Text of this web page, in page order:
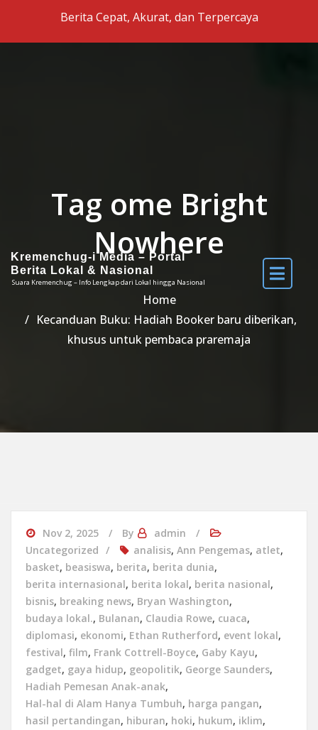
Skip to the contentBerita Cepat, Akurat, dan Terpercaya
Kremenchug-i Media – Portal
Berita Lokal & Nasional
Suara Kremenchug – Info Lengkap dari Lokal hingga Nasional
Tag ome Bright
Nowhere
Home
Kecanduan Buku: Hadiah Booker baru diberikan,
khusus untuk pembaca praremaja
Nov 2, 2025 By
admin
Uncategorized
analisis, Ann Pengemas, atlet,
basket, beasiswa, berita, berita dunia,
berita internasional, berita lokal, berita nasional,
bisnis, breaking news, Bryan Washington,
budaya lokal., Bulanan, Claudia Rowe, cuaca,
diplomasi, ekonomi, Ethan Rutherford, event lokal,
festival, film, Frank Cottrell-Boyce, Gaby Kayu,
gadget, gaya hidup, geopolitik, George Saunders,
Hadiah Pemesan Anak-anak,
Hal-hal di Alam Hanya Tumbuh, harga pangan,
hasil pertandingan, hiburan, hoki, hukum, iklim,